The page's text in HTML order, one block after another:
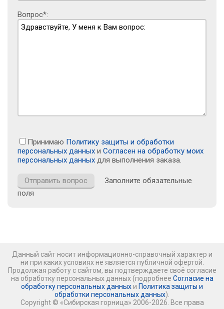
Вопрос*:
Принимаю Политику защиты и обработки
персональных данных и Согласен на обработку моих
персональных данных для выполнения заказа.
Заполните обязательные
поля
Данный сайт носит информационно-справочный характер и
ни при каких условиях не является публичной офертой.
Продолжая работу с сайтом, вы подтверждаете своё согласие
на обработку персональных данных (подробнее Согласие на
обработку персональных данных и Политика защиты и
обработки персональных данных).
Copyright © «Сибирская горница» 2006-2026. Все права